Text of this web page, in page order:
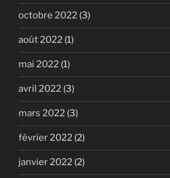
octobre 2022 (3)
août 2022 (1)
mai 2022 (1)
avril 2022 (3)
mars 2022 (3)
février 2022 (2)
janvier 2022 (2)